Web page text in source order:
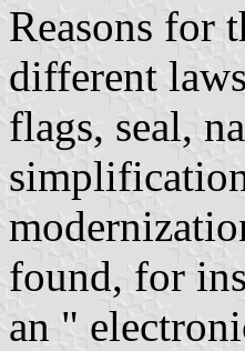
Reasons for
different
flags, seal,
found, for
an "